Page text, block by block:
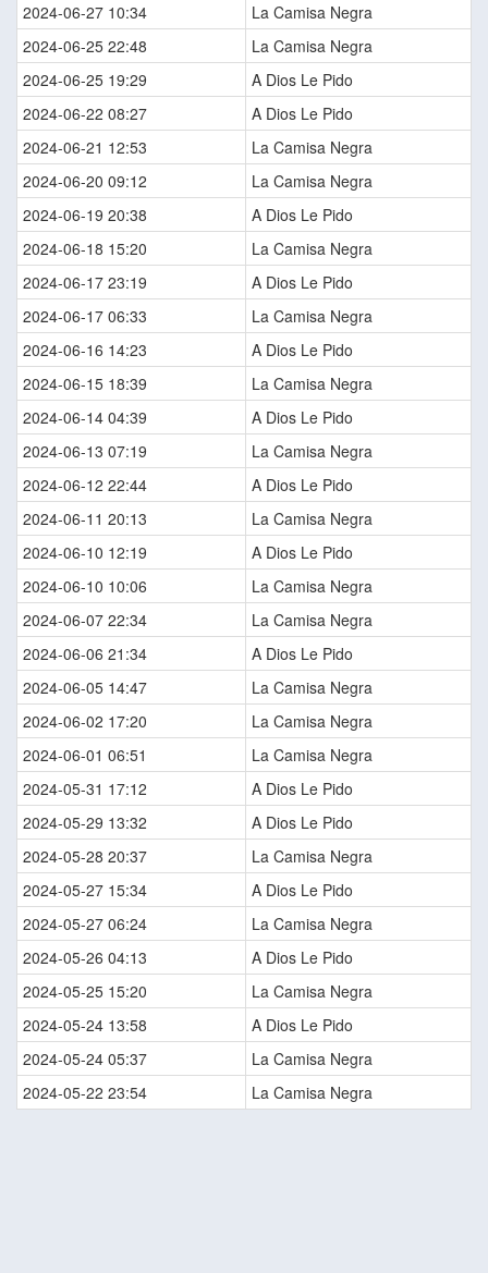
2024-06-27 10:34
La Camisa Negra
2024-06-25 22:48
La Camisa Negra
2024-06-25 19:29
A Dios Le Pido
2024-06-22 08:27
A Dios Le Pido
2024-06-21 12:53
La Camisa Negra
2024-06-20 09:12
La Camisa Negra
2024-06-19 20:38
A Dios Le Pido
2024-06-18 15:20
La Camisa Negra
2024-06-17 23:19
A Dios Le Pido
2024-06-17 06:33
La Camisa Negra
2024-06-16 14:23
A Dios Le Pido
2024-06-15 18:39
La Camisa Negra
2024-06-14 04:39
A Dios Le Pido
2024-06-13 07:19
La Camisa Negra
2024-06-12 22:44
A Dios Le Pido
2024-06-11 20:13
La Camisa Negra
2024-06-10 12:19
A Dios Le Pido
2024-06-10 10:06
La Camisa Negra
2024-06-07 22:34
La Camisa Negra
2024-06-06 21:34
A Dios Le Pido
2024-06-05 14:47
La Camisa Negra
2024-06-02 17:20
La Camisa Negra
2024-06-01 06:51
La Camisa Negra
2024-05-31 17:12
A Dios Le Pido
2024-05-29 13:32
A Dios Le Pido
2024-05-28 20:37
La Camisa Negra
2024-05-27 15:34
A Dios Le Pido
2024-05-27 06:24
La Camisa Negra
2024-05-26 04:13
A Dios Le Pido
2024-05-25 15:20
La Camisa Negra
2024-05-24 13:58
A Dios Le Pido
2024-05-24 05:37
La Camisa Negra
2024-05-22 23:54
La Camisa Negra